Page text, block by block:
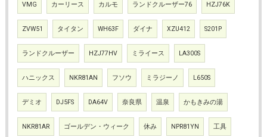
VMG カーリース カルモ ランドクルーザー76 HZJ76K
ZVW51 タイタン WH63F ダイナ XZU412 S201P
ランドクルーザー HZJ77HV ミライース LA300S
ハニックス NKR81AN フソウ ミラジーノ L650S
デミオ DJ5FS DA64V 奈良県 温泉 かもきみの湯
NKR81AR ゴールデン・ウィーク 休み NPR81YN 工具